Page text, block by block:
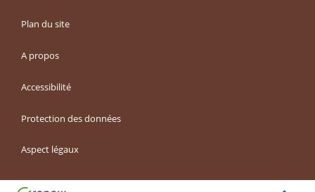
Plan du site
A propos
Accessibilité
Protection des données
Aspect légaux
Haut